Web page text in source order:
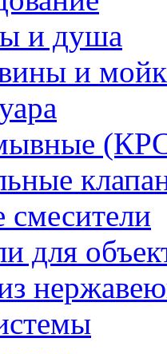
и душа
и
смесители
для